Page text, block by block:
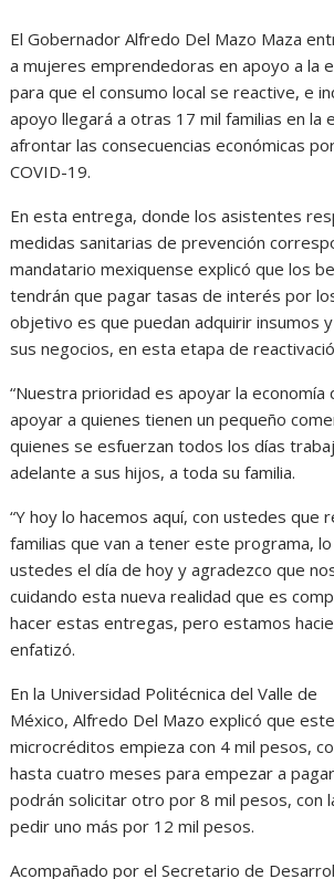
El Gobernador Alfredo Del Mazo Maza
a mujeres emprendedoras en apoyo a la
para que el consumo local se reactive, e
apoyo llegará a otras 17 mil familias en la
afrontar las consecuencias económicas
COVID-19.
En esta entrega, donde los asistentes
medidas sanitarias de prevención
mandatario mexiquense explicó que los
tendrán que pagar tasas de interés por
objetivo es que puedan adquirir insumos
sus negocios, en esta etapa de
“Nuestra prioridad es apoyar la economía
apoyar a quienes tienen un pequeño
quienes se esfuerzan todos los días
adelante a sus hijos, a toda su familia.
“Y hoy lo hacemos aquí, con ustedes que
familias que van a tener este programa,
ustedes el día de hoy y agradezco que
cuidando esta nueva realidad que es
hacer estas entregas, pero estamos
enfatizó.
En la Universidad Politécnica del Valle de
México, Alfredo Del Mazo explicó que
microcréditos empieza con 4 mil pesos,
hasta cuatro meses para empezar a
podrán solicitar otro por 8 mil pesos, con
pedir uno más por 12 mil pesos.
Acompañado por el Secretario de